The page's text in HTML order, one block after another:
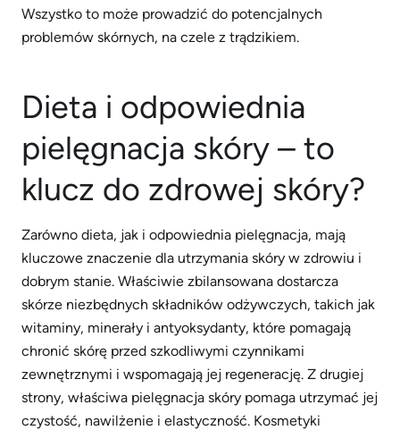
Wszystko to może prowadzić do potencjalnych
problemów skórnych, na czele z trądzikiem.
Dieta i odpowiednia
pielęgnacja skóry – to
klucz do zdrowej skóry?
Zarówno dieta, jak i odpowiednia pielęgnacja, mają
kluczowe znaczenie dla utrzymania skóry w zdrowiu i
dobrym stanie. Właściwie zbilansowana dostarcza
skórze niezbędnych składników odżywczych, takich jak
witaminy, minerały i antyoksydanty, które pomagają
chronić skórę przed szkodliwymi czynnikami
zewnętrznymi i wspomagają jej regenerację. Z drugiej
strony, właściwa pielęgnacja skóry pomaga utrzymać jej
czystość, nawilżenie i elastyczność. Kosmetyki